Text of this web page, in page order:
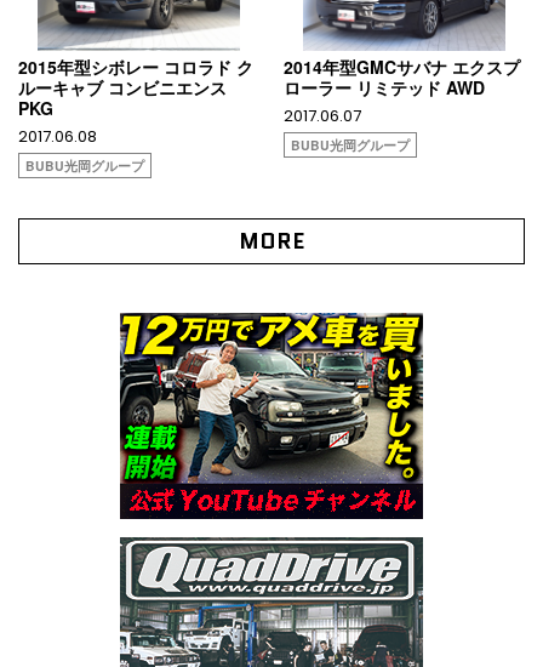
2015年型シボレー コロラド ク
ルーキャブ コンビニエンス
PKG
2017.06.08
BUBU光岡グループ
2014年型GMCサバナ エクスプ
ローラー リミテッド AWD
2017.06.07
BUBU光岡グループ
MORE